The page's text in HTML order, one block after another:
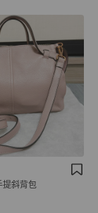
提斜背包